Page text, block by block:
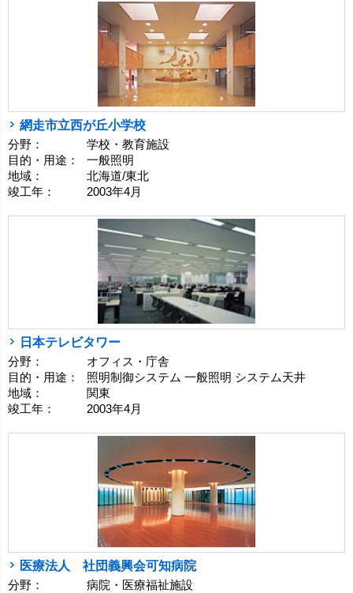
網走市立西が丘小学校
分野：
学校・教育施設
目的・用途：
一般照明
地域：
北海道/東北
竣工年：
2003年4月
日本テレビタワー
分野：
オフィス・庁舎
目的・用途：
照明制御システム 一般照明 システム天井
地域：
関東
竣工年：
2003年4月
医療法人 社団義興会可知病院
分野：
病院・医療福祉施設